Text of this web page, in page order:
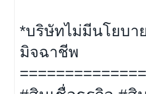
*บริษัทไม่มีนโยบา
มิจฉาชีพ